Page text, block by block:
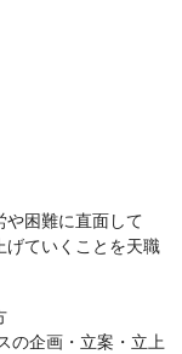
や困難に直面して
げていくことを天職
の企画・立案・立上